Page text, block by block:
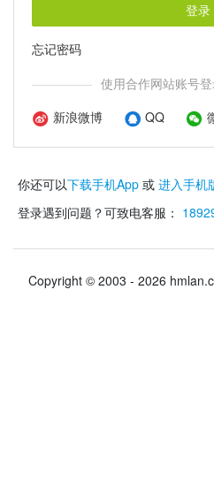
登录
忘记密码
使用合作网站账号
新浪微博
QQ
你还可以下载手机App 或 进入手机
登录遇到问题？可致电客服：
Copyright © 2003 - 2026